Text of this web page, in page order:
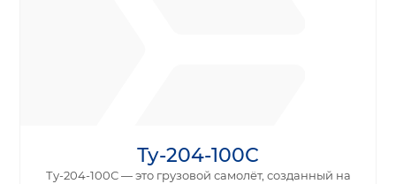
Ту-204-100С
Ту-204-100С — это грузовой самолёт, созданный на